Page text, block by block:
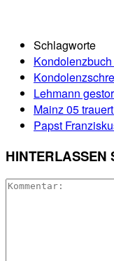
Schlagworte
Lehmann
Mainz 05
Papst
HINTERLASSEN